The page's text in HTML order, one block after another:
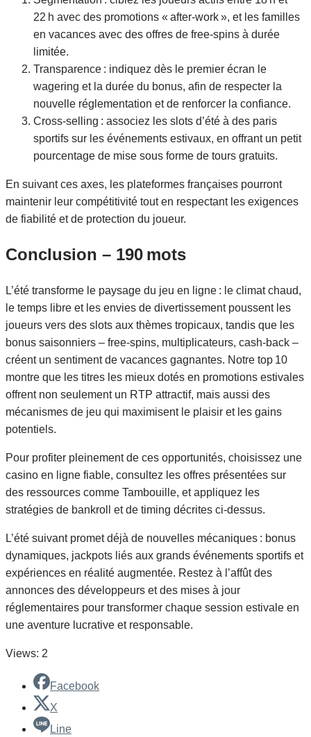
22 h avec des promotions « after‑work », et les familles
en vacances avec des offres de free‑spins à durée
limitée.
Transparence : indiquez dès le premier écran le
wagering et la durée du bonus, afin de respecter la
nouvelle réglementation et de renforcer la confiance.
Cross‑selling : associez les slots d’été à des paris
sportifs sur les événements estivaux, en offrant un petit
pourcentage de mise sous forme de tours gratuits.
En suivant ces axes, les plateformes françaises pourront
maintenir leur compétitivité tout en respectant les exigences
de fiabilité et de protection du joueur.
Conclusion – 190 mots
L’été transforme le paysage du jeu en ligne : le climat chaud,
le temps libre et les envies de divertissement poussent les
joueurs vers des slots aux thèmes tropicaux, tandis que les
bonus saisonniers – free‑spins, multiplicateurs, cash‑back –
créent un sentiment de vacances gagnantes. Notre top 10
montre que les titres les mieux dotés en promotions estivales
offrent non seulement un RTP attractif, mais aussi des
mécanismes de jeu qui maximisent le plaisir et les gains
potentiels.
Pour profiter pleinement de ces opportunités, choisissez une
casino en ligne fiable, consultez les offres présentées sur
des ressources comme Tambouille, et appliquez les
stratégies de bankroll et de timing décrites ci‑dessus.
L’été suivant promet déjà de nouvelles mécaniques : bonus
dynamiques, jackpots liés aux grands événements sportifs et
expériences en réalité augmentée. Restez à l’affût des
annonces des développeurs et des mises à jour
réglementaires pour transformer chaque session estivale en
une aventure lucrative et responsable.
Views: 2
Facebook
X
Line